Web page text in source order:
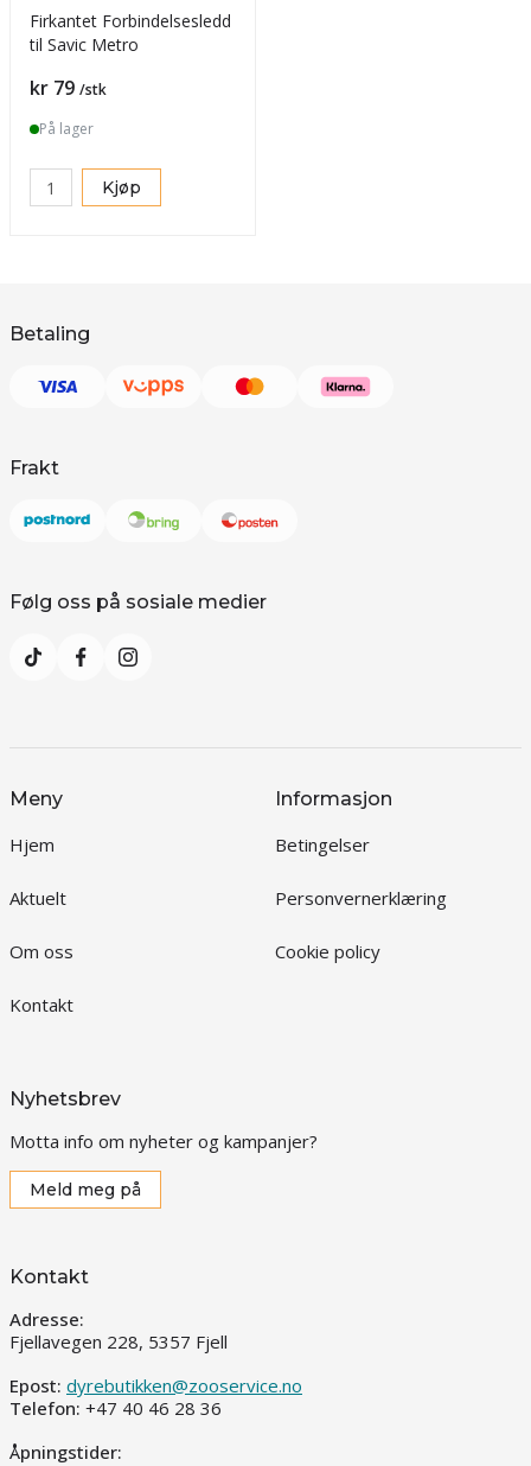
Firkantet Forbindelsesledd
til Savic Metro
Pris
kr 79 /stk
På lager
Kjøp
Betaling
Frakt
Følg oss på sosiale medier
Meny
Hjem
Aktuelt
Om oss
Kontakt
Informasjon
Betingelser
Personvernerklæring
Cookie policy
Nyhetsbrev
Motta info om nyheter og kampanjer?
Meld meg på
Kontakt
Adresse:
Fjellavegen 228, 5357 Fjell
Epost: dyrebutikken@zooservice.no
Telefon: +47 40 46 28 36
Åpningstider: